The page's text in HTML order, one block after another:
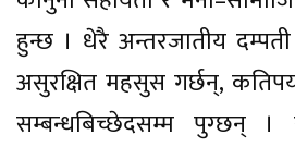
हुन्छ । धेरै अन्तरजातीय
असुरक्षित महसुस गर्छन्,
सम्बन्धबिच्छेदसम्म पुग्छन् ।